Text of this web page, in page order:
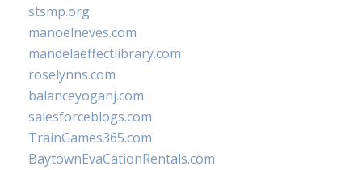
stsmp.org
manoelneves.com
mandelaeffectlibrary.com
roselynns.com
balanceyoganj.com
salesforceblogs.com
TrainGames365.com
BaytownEvaCationRentals.com